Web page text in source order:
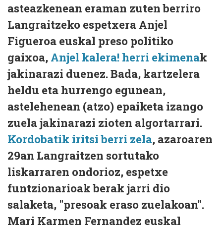
asteazkenean eraman zuten berriro
Langraitzeko espetxera Anjel
Figueroa euskal preso politiko
gaixoa, Anjel kalera! herri ekimenak
jakinarazi duenez. Bada, kartzelera
heldu eta hurrengo egunean,
astelehenean (atzo) epaiketa izango
zuela jakinarazi zioten algortarrari.
Kordobatik iritsi berri zela, azaroaren
29an Langraitzen sortutako
liskarraren ondorioz, espetxe
funtzionarioak berak jarri dio
salaketa, "presoak eraso zuelakoan".
Mari Karmen Fernandez euskal